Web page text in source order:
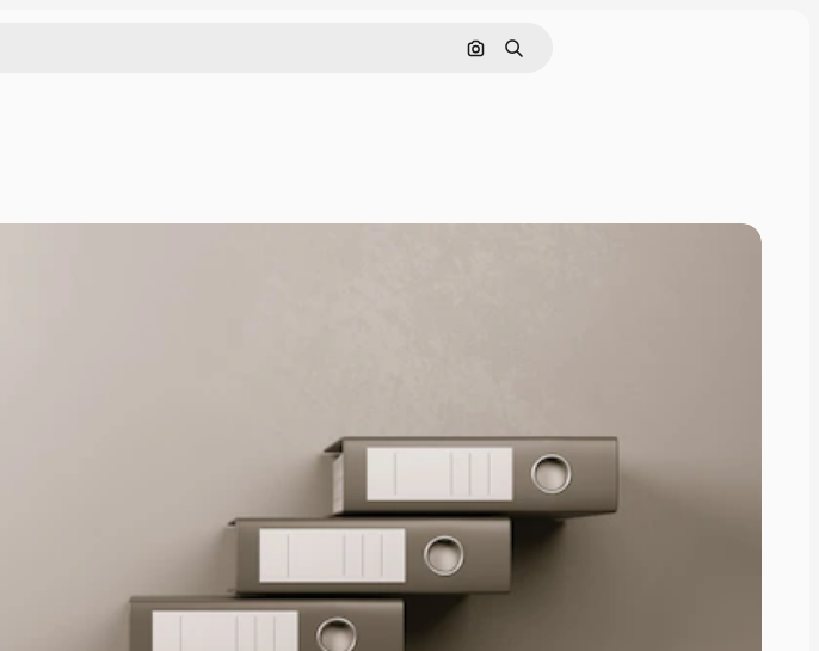
画像で検索
検索